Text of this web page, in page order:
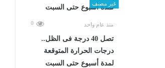
غير مصنف
منذ عام واحد 0
تصل 40 درجة فى الظل..
درجات الحرارة المتوقعة
لمدة أسبوع حتى السبت